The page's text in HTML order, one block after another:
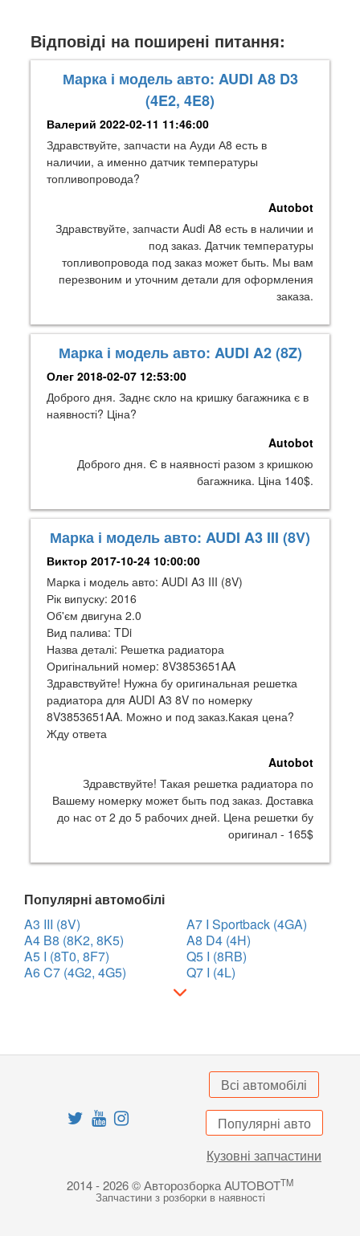
Відповіді на поширені питання:
Марка і модель авто: AUDI A8 D3
(4E2, 4E8)
Валерий 2022-02-11 11:46:00
Здравствуйте, запчасти на Ауди А8 есть в
наличии, а именно датчик температуры
топливопровода?
Autobot
Здравствуйте, запчасти Audi A8 есть в наличии и
под заказ. Датчик температуры
топливопровода под заказ может быть. Мы вам
перезвоним и уточним детали для оформления
заказа.
Марка і модель авто: AUDI A2 (8Z)
Олег 2018-02-07 12:53:00
Доброго дня. Заднє скло на кришку багажника є в
наявності? Ціна?
Autobot
Доброго дня. Є в наявності разом з кришкою
багажника. Ціна 140$.
Марка і модель авто: AUDI A3 III (8V)
Виктор 2017-10-24 10:00:00
Марка і модель авто: AUDI A3 III (8V)
Рік випуску: 2016
Об'єм двигуна 2.0
Вид палива: TDi
Назва деталі: Решетка радиатора
Оригінальний номер: 8V3853651AA
Здравствуйте! Нужна бу оригинальная решетка
радиатора для AUDI A3 8V по номерку
8V3853651AA. Можно и под заказ.Какая цена?
Жду ответа
Autobot
Здравствуйте! Такая решетка радиатора по
Вашему номерку может быть под заказ. Доставка
до нас от 2 до 5 рабочих дней. Цена решетки бу
оригинал - 165$
Популярні автомобілі
A3 III (8V)
A4 B8 (8K2, 8K5)
A5 I (8T0, 8F7)
A6 C7 (4G2, 4G5)
A7 I Sportback (4GA)
A8 D4 (4H)
Q5 I (8RB)
Q7 I (4L)
Всі автомобілі
Популярні авто
Кузовні запчастини
2014 - 2026 © Авторозборка AUTOBOTTM
Запчастини з розборки в наявності